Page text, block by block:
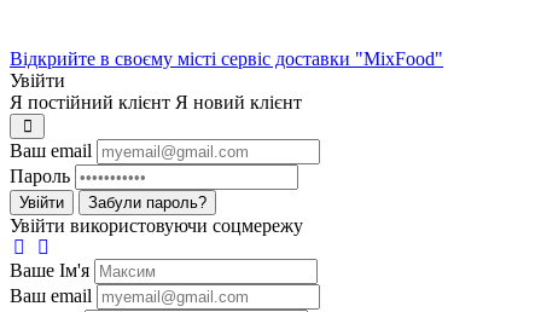
Відкрийте в своєму місті сервіс доставки "MixFood"
Увійти
Я постійний клієнт Я новий клієнт
Ваш email
Пароль
Увійти Забули пароль?
Увійти використовуючи соцмережу
Ваше Iм'я
Ваш email